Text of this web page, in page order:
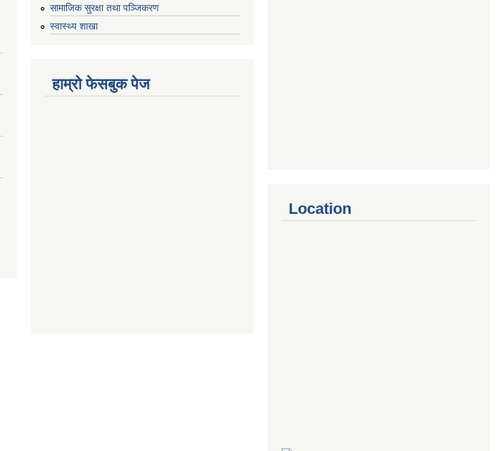
सामाजिक सुरक्षा तथा पञ्जिकरण
स्वास्थ्य शाखा
हाम्रो फेसबुक पेज
Location